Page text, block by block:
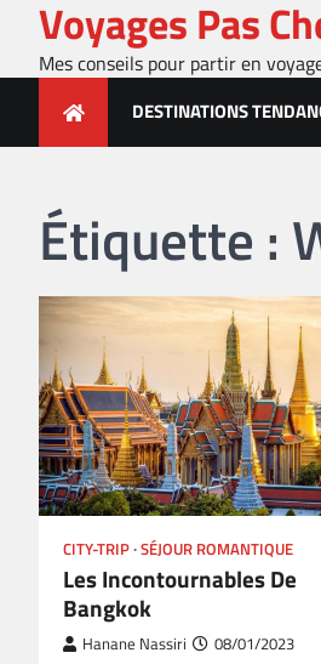
content
Voyages Pas
Mes conseils pour partir en
DESTINATIONS
Étiquette :
CITY-TRIP SÉJOUR ROMANTIQUE
Les Incontournables De
Bangkok
Hanane Nassiri 08/01/2023